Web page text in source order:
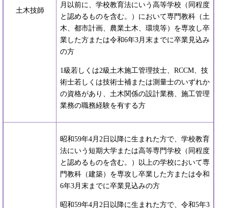
土木技師
月以前に、学校教育法にいう高等学校（同程度
と認めるものを含む。）において専門教科（土
木、都市計画、農業土木、環境等）を専攻し卒
業した方または令和6年3月末までに卒業見込み
の方
1級若しくは2級土木施工管理技士、RCCM、技
術士若しくは技術士補または測量士のいずれか
の資格があり、土木関係の設計業務、施工管理
業務の職務経験を有する方
昭和59年4月2日以降に生まれた方で、学校教育
法にいう短期大学または高等専門学校（同程度
と認めるものを含む。）以上の学校において専
門教科（建築）を専攻し卒業した方または令和
6年3月末までに卒業見込みの方
昭和59年4月2日以降に生まれた方で、令和5年3